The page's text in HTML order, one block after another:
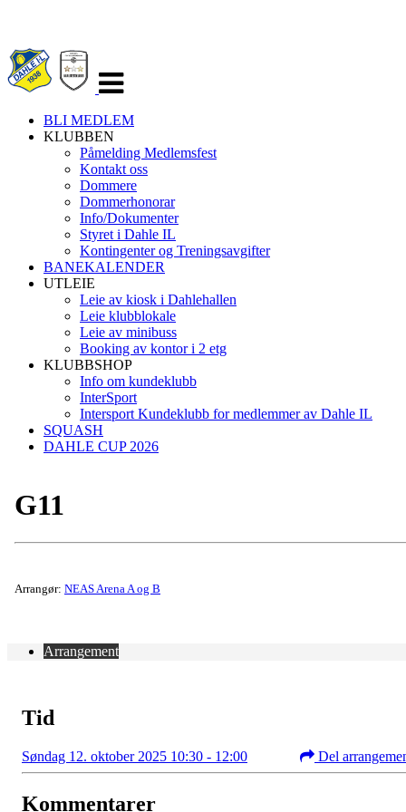
navigasjon
BLI MEDLEM
KLUBBEN
Påmelding Medlemsfest
Kontakt oss
Dommere
Dommerhonorar
Info/Dokumenter
Styret i Dahle IL
Kontingenter og Treningsavgifter
BANEKALENDER
UTLEIE
Leie av kiosk i Dahlehallen
Leie klubblokale
Leie av minibuss
Booking av kontor i 2 etg
KLUBBSHOP
Info om kundeklubb
InterSport
Intersport Kundeklubb for medlemmer av Dahle IL
SQUASH
DAHLE CUP 2026
G11
Arrangør: NEAS Arena A og B
Arrangement
Tid
Søndag 12. oktober 2025 10:30 - 12:00 Del
Kommentarer